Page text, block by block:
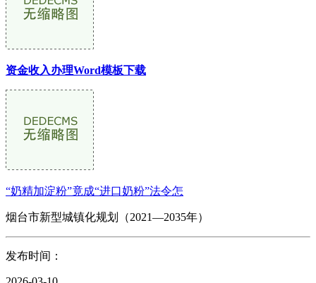
资金收入办理Word模板下载
“奶精加淀粉”竟成“进口奶粉”法令怎
烟台市新型城镇化规划（2021—2035年）
发布时间：